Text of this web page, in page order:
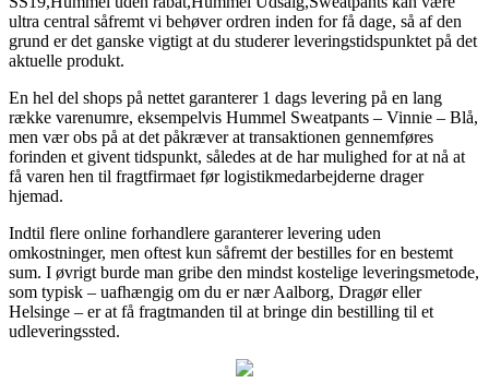
ultra central såfremt vi behøver ordren inden for få dage, så af den
grund er det ganske vigtigt at du studerer leveringstidspunktet på det
aktuelle produkt.
En hel del shops på nettet garanterer 1 dags levering på en lang
række varenumre, eksempelvis Hummel Sweatpants – Vinnie – Blå,
men vær obs på at det påkræver at transaktionen gennemføres
forinden et givent tidspunkt, således at de har mulighed for at nå at
få varen hen til fragtfirmaet før logistikmedarbejderne drager
hjemad.
Indtil flere online forhandlere garanterer levering uden
omkostninger, men oftest kun såfremt der bestilles for en bestemt
sum. I øvrigt burde man gribe den mindst kostelige leveringsmetode,
som typisk – uafhængig om du er nær Aalborg, Dragør eller
Helsinge – er at få fragtmanden til at bringe din bestilling til et
udleveringssted.